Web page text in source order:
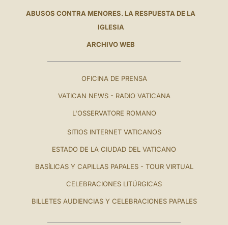
ABUSOS CONTRA MENORES. LA RESPUESTA DE LA
IGLESIA
ARCHIVO WEB
OFICINA DE PRENSA
VATICAN NEWS - RADIO VATICANA
L'OSSERVATORE ROMANO
SITIOS INTERNET VATICANOS
ESTADO DE LA CIUDAD DEL VATICANO
BASÍLICAS Y CAPILLAS PAPALES - TOUR VIRTUAL
CELEBRACIONES LITÚRGICAS
BILLETES AUDIENCIAS Y CELEBRACIONES PAPALES